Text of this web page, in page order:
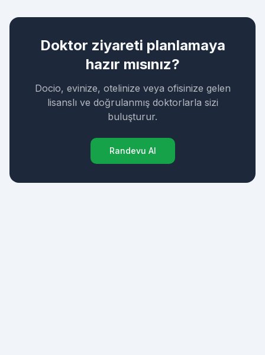
Doktor ziyareti planlamaya
hazır mısınız?
Docio, evinize, otelinize veya ofisinize gelen
lisanslı ve doğrulanmış doktorlarla sizi
buluşturur.
Randevu Al